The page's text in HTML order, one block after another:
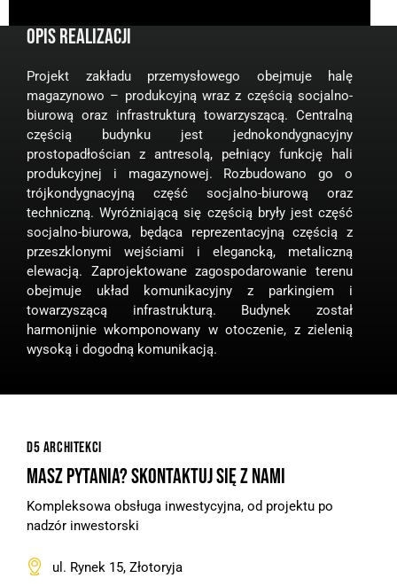
OPIS REALIZACJI
Projekt zakładu przemysłowego obejmuje halę
magazynowo – produkcyjną wraz z częścią socjalno-
biurową oraz infrastrukturą towarzyszącą. Centralną
częścią budynku jest jednokondygnacyjny
prostopadłościan z antresolą, pełniący funkcję hali
produkcyjnej i magazynowej. Rozbudowano go o
trójkondygnacyjną część socjalno-biurową oraz
techniczną. Wyróżniającą się częścią bryły jest część
socjalno-biurowa, będąca reprezentacyjną częścią z
przeszklonymi wejściami i elegancką, metaliczną
elewacją. Zaprojektowane zagospodarowanie terenu
obejmuje układ komunikacyjny z parkingiem i
towarzyszącą infrastrukturą. Budynek został
harmonijnie wkomponowany w otoczenie, z zielenią
wysoką i dogodną komunikacją.
D5 ARCHITEKCI
MASZ PYTANIA?SKONTAKTUJ SIĘ Z NAMI
Kompleksowa obsługa inwestycyjna, od projektu po
nadzór inwestorski
ul. Rynek 15, Złotoryja